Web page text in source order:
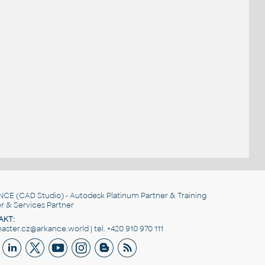
(CAD Studio) - Autodesk Platinum Partner & Training
& Services Partner
| tel. +420 910 970 111